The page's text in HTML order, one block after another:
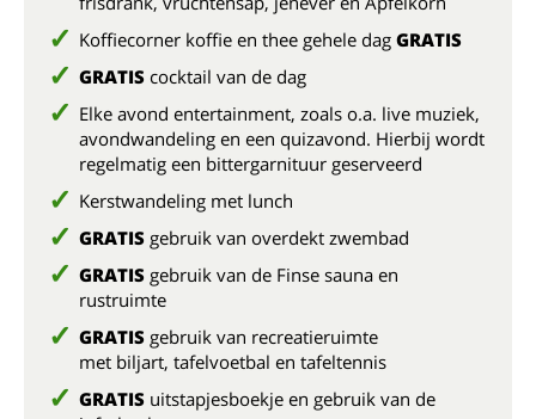
Koffiecorner koffie en thee gehele dag GRATIS
GRATIS cocktail van de dag
Elke avond entertainment, zoals o.a. live muziek,
avondwandeling en een quizavond. Hierbij wordt
regelmatig een bittergarnituur geserveerd
Kerstwandeling met lunch
GRATIS gebruik van overdekt zwembad
GRATIS gebruik van de Finse sauna en
rustruimte
GRATIS gebruik van recreatieruimte
met biljart, tafelvoetbal en tafeltennis
GRATIS uitstapjesboekje en gebruik van de